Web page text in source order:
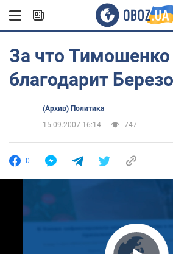
За что Тимошенко
благодарит
(Архив) Политика
15.09.2007 16:14
747
0